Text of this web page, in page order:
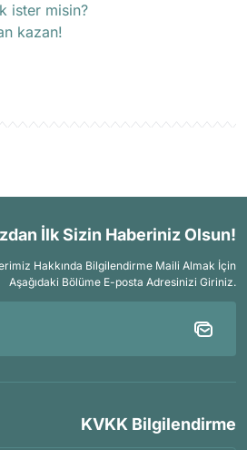
ister misin?
kazan!
İlk Sizin Haberiniz Olsun!
Hakkında Bilgilendirme Maili Almak İçin
Aşağıdaki Bölüme E-posta Adresinizi Giriniz.
KVKK Bilgilendirme